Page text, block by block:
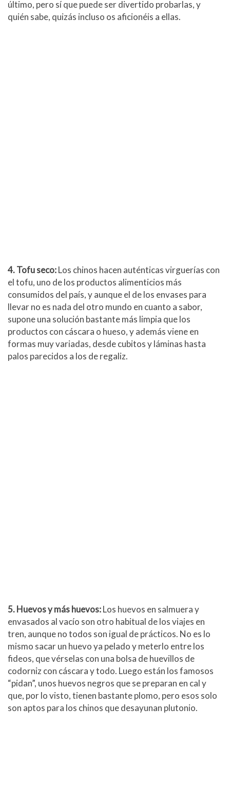
último, pero sí que puede ser divertido probarlas, y
quién sabe, quizás incluso os aficionéis a ellas.
4. Tofu seco:Los chinos hacen auténticas virguerías con
el tofu, uno de los productos alimenticios más
consumidos del país, y aunque el de los envases para
llevar no es nada del otro mundo en cuanto a sabor,
supone una solución bastante más limpia que los
productos con cáscara o hueso, y además viene en
formas muy variadas, desde cubitos y láminas hasta
palos parecidos a los de regaliz.
5. Huevos y más huevos:Los huevos en salmuera y
envasados al vacío son otro habitual de los viajes en
tren, aunque no todos son igual de prácticos. No es lo
mismo sacar un huevo ya pelado y meterlo entre los
fideos, que vérselas con una bolsa de huevillos de
codorniz con cáscara y todo. Luego están los famosos
“pidan”, unos huevos negros que se preparan en cal y
que, por lo visto, tienen bastante plomo, pero esos solo
son aptos para los chinos que desayunan plutonio.